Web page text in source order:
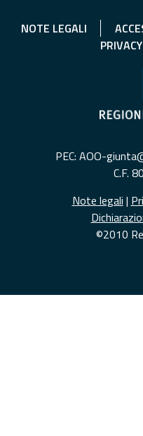
NOTE LEGALI
PRIVACY
PEC: AOO-
C.F.
Note legali |
©2010